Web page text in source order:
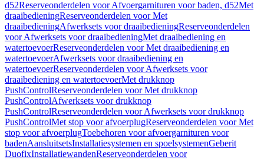
d52Reserveonderdelen voor Afvoergarnituren voor baden, d52Met
draaibedieningReserveonderdelen voor Met
draaibedieningAfwerksets voor draaibedieningReserveonderdelen
voor Afwerksets voor draaibedieningMet draaibediening en
watertoevoerReserveonderdelen voor Met draaibediening en
watertoevoerAfwerksets voor draaibediening en
watertoevoerReserveonderdelen voor Afwerksets voor
draaibediening en watertoevoerMet drukknop
PushControlReserveonderdelen voor Met drukknop
PushControlAfwerksets voor drukknop
PushControlReserveonderdelen voor Afwerksets voor drukknop
PushControlMet stop voor afvoerplugReserveonderdelen voor Met
stop voor afvoerplugToebehoren voor afvoergarnituren voor
badenAansluitsetsInstallatiesystemen en spoelsystemenGeberit
DuofixInstallatiewandenReserveonderdelen voor